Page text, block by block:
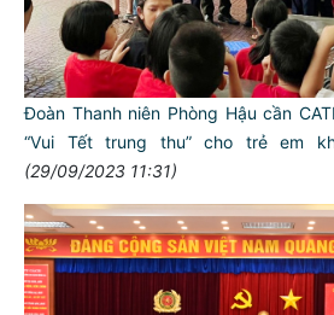
Đoàn Thanh niên Phòng Hậu cần
“Vui Tết trung thu” cho trẻ em
(29/09/2023 11:31)